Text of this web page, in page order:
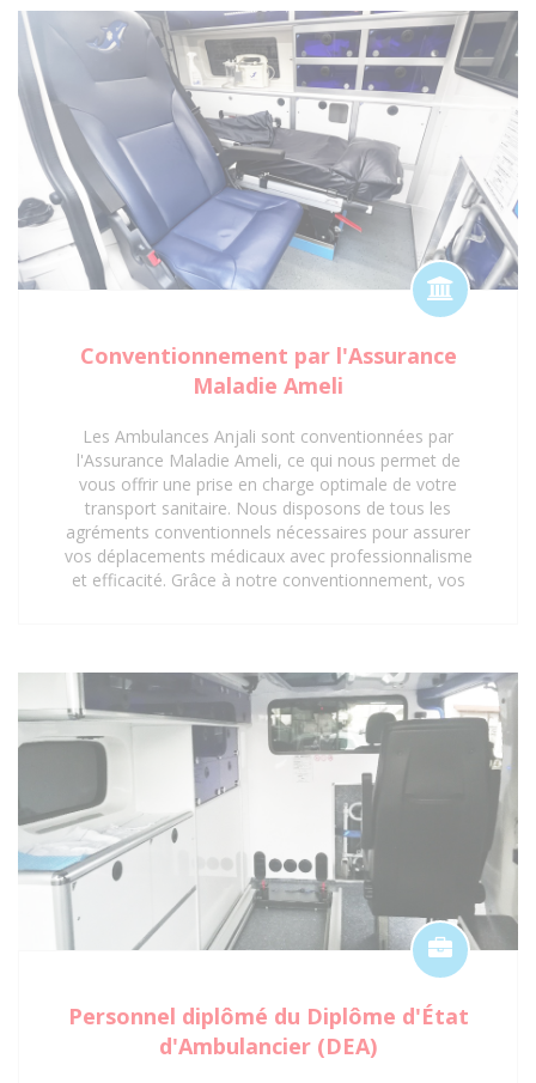
en charge optimale et réglementaire. Faites
confiance à notre expertise et à nos agréments pour
un service de transport sanitaire fiable et sécurisé à
Saint-Denis 93 et ses environs.
Conventionnement par l'Assurance
Maladie Ameli
Les Ambulances Anjali sont conventionnées par
l'Assurance Maladie Ameli, ce qui nous permet de
vous offrir une prise en charge optimale de votre
transport sanitaire. Nous disposons de tous les
agréments conventionnels nécessaires pour assurer
vos déplacements médicaux avec professionnalisme
et efficacité. Grâce à notre conventionnement, vos
supplémentaire. Faites confiance aux Ambulances
Anjali pour un service de transport sanitaire
conventionné et de qualité à Saint-Denis 93 et ses
environs.
Personnel diplômé du Diplôme d'État
d'Ambulancier (DEA)